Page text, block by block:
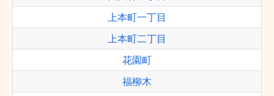
上本町一丁目
上本町二丁目
花園町
福柳木